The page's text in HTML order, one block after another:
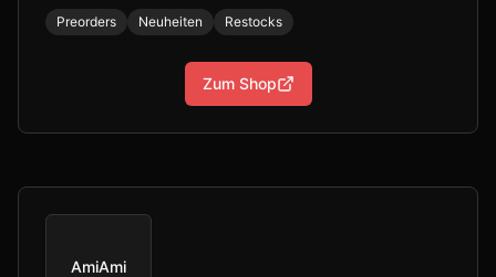
Preorders Neuheiten Restocks
Zum Shop
AmiAmi